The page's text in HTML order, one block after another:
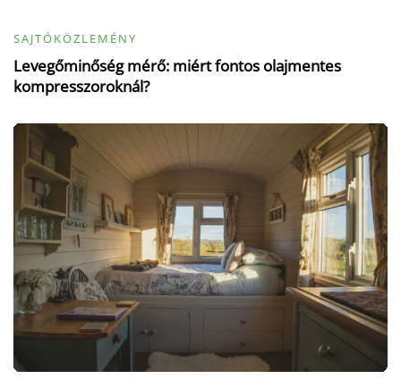
SAJTÓKÖZLEMÉNY
Levegőminőség mérő: miért fontos olajmentes
kompresszoroknál?